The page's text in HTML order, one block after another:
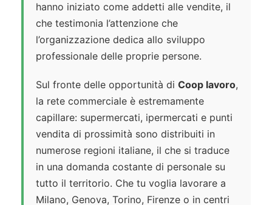
hanno iniziato come addetti alle vendite, il
che testimonia l’attenzione che
l’organizzazione dedica allo sviluppo
professionale delle proprie persone.
Sul fronte delle opportunità di Coop lavoro,
la rete commerciale è estremamente
capillare: supermercati, ipermercati e punti
vendita di prossimità sono distribuiti in
numerose regioni italiane, il che si traduce
in una domanda costante di personale su
tutto il territorio. Che tu voglia lavorare a
Milano, Genova, Torino, Firenze o in centri